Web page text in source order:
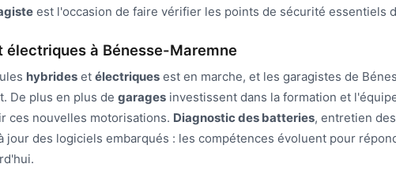
est l'occasion de faire vérifier les points de sécurité essentiels
à Bénesse-Maremne
hybrides et électriques est en marche, et les garagistes de
De plus en plus de garages investissent dans la formation et
ces nouvelles motorisations. Diagnostic des batteries, entretien
jour des logiciels embarqués : les compétences évoluent pour